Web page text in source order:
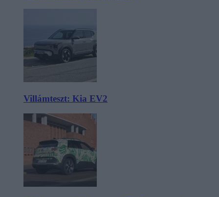
Villámteszt: Kia EV2